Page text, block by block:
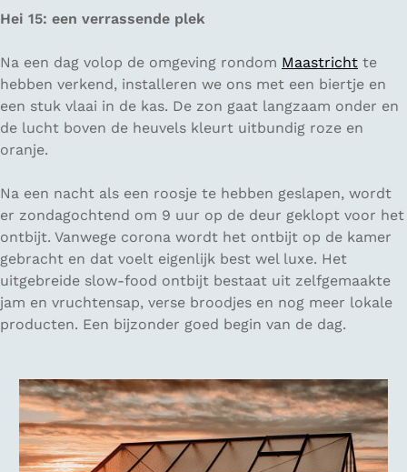
Hei 15: een verrassende plek
Na een dag volop de omgeving rondom Maastricht te
hebben verkend, installeren we ons met een biertje en
een stuk vlaai in de kas. De zon gaat langzaam onder en
de lucht boven de heuvels kleurt uitbundig roze en
oranje.
Na een nacht als een roosje te hebben geslapen, wordt
er zondagochtend om 9 uur op de deur geklopt voor het
ontbijt. Vanwege corona wordt het ontbijt op de kamer
gebracht en dat voelt eigenlijk best wel luxe. Het
uitgebreide slow-food ontbijt bestaat uit zelfgemaakte
jam en vruchtensap, verse broodjes en nog meer lokale
producten. Een bijzonder goed begin van de dag.